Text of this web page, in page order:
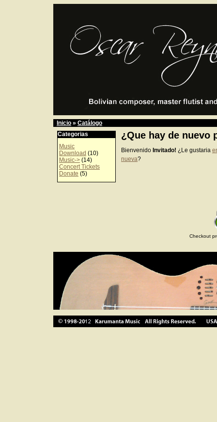
Inicio » Catálogo
Categorias
Music
Download (10)
Music-> (14)
Concert Tickets
Donate (5)
¿Que hay de nuevo
Bienvenido Invitado! ¿Le gustaria
nueva?
Checkout